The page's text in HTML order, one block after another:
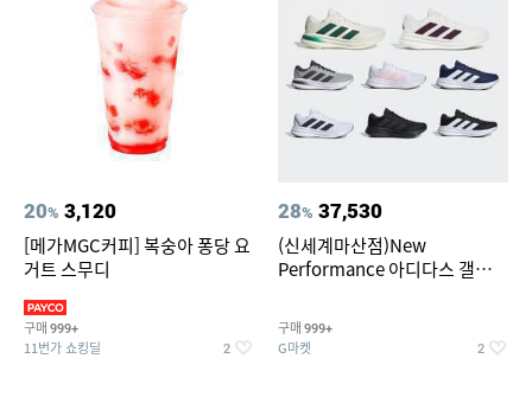
20% 3,120
[메가MGC커피] 복숭아 퐁당 요
거트 스무디
구매 999+
11번가 쇼킹딜 2
28% 37,530
(신세계마산점)New
Performance 아디다스 갤럭시
구매 999+
G마켓 2